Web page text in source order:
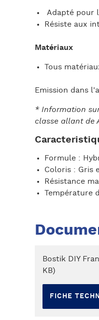
Adapté pour
Résiste aux
Matériaux
Tous
Emission dans
* Information
classe allant de
Formule :
Coloris : Gris
Résistance
Température
Bostik DIY
KB)
FICHE